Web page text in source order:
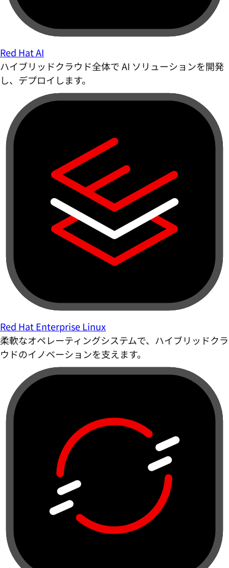
Red Hat AI
ハイブリッドクラウド全体で AI ソリューションを開発
し、デプロイします。
Red Hat Enterprise Linux
柔軟なオペレーティングシステムで、ハイブリッドクラ
ウドのイノベーションを支えます。